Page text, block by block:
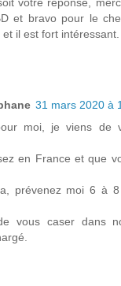
et bravo pour le
il est fort intéressant.
31 mars 2020 à
moi, je viens de
en France et que
prévenez moi 6 à
vous caser dans